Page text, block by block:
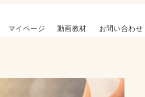
マイページ 動画教材 お問い合わせ